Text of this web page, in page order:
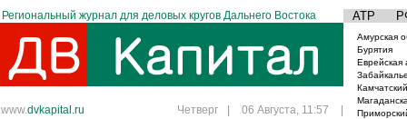
Региональный журнал для деловых кругов Дальнего Востока АТР
www.dvkapital.ru Четверг | 06 Августа, 11:57 |
Амурская
Бурятия
Еврейская